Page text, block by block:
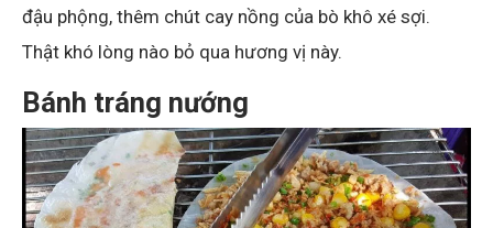
đậu phộng, thêm chút cay nồng của bò khô xé sợi.
Thật khó lòng nào bỏ qua hương vị này.
Bánh tráng nướng